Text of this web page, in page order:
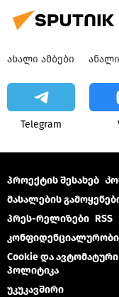
ᲐᲮᲐᲚᲘ ᲐᲛᲑᲔᲑᲘ
Telegram
პროექტის შესახებ
მასალების
პრეს-რელიზები RSS
Cookie და
პოლიტიკა
უკუკავშირი